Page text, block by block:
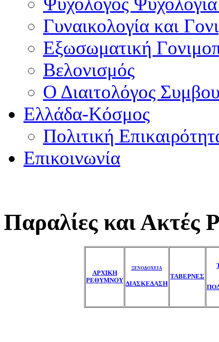
Γυναικολογία και
Εξωσωματική
Βελονισμός
Ο Διαιτολόγος
Ελλάδα-Κόσμος
Πολιτική
Επικοινωνία
Παραλίες και Ακτές
ΑΡΧΙΚΗ
ΡΕΘΥΜΝΟΥ
ΞΕΝΟΔΟΧΕΙΑ
ΔΙΑΣΚΕΔΑΣΗ
ΤΑΒΕΡΝΕΣ